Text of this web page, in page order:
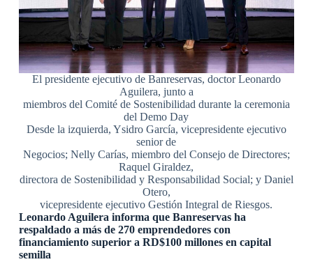
El presidente ejecutivo de Banreservas, doctor Leonardo
Aguilera, junto a
miembros del Comité de Sostenibilidad durante la ceremonia
del Demo Day
Desde la izquierda, Ysidro García, vicepresidente ejecutivo
senior de
Negocios; Nelly Carías, miembro del Consejo de Directores;
Raquel Giraldez,
directora de Sostenibilidad y Responsabilidad Social; y Daniel
Otero,
vicepresidente ejecutivo Gestión Integral de Riesgos.
Leonardo Aguilera informa que Banreservas ha
respaldado a más de 270 emprendedores con
financiamiento superior a RD$100 millones en capital
semilla